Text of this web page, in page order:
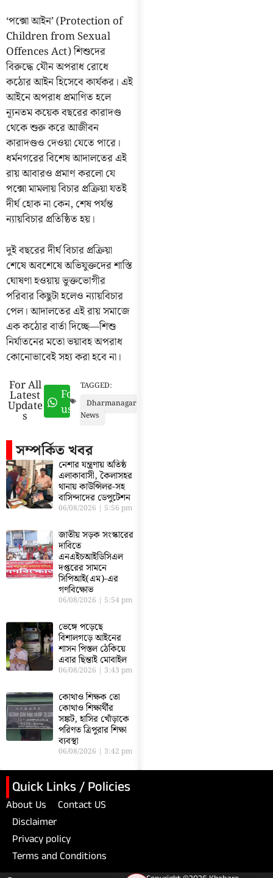
‘পক্সো আইন’ (Protection of
Children from Sexual
Offences Act) শিশুদের
বিরুদ্ধে যৌন অপরাধ রোধে
কঠোর আইন হিসেবে কার্যকর। এই
আইনে অপরাধ প্রমাণিত হলে
ন্যূনতম কয়েক বছরের কারাদণ্ড
থেকে শুরু করে আজীবন
কারাদণ্ডও দেওয়া যেতে পারে।
ধর্মনগরের বিশেষ আদালতের এই
রায় আবারও প্রমাণ করলো যে
পক্সো মামলায় বিচার প্রক্রিয়া যতই
দীর্ঘ হোক না কেন, শেষ পর্যন্ত
ন্যায়বিচার প্রতিষ্ঠিত হয়।
দুই বছরের দীর্ঘ বিচার প্রক্রিয়া
শেষে অবশেষে অভিযুক্তদের শাস্তি
ঘোষণা হওয়ায় ভুক্তভোগীর
পরিবার কিছুটা হলেও ন্যায়বিচার
পেল। আদালতের এই রায় সমাজে
এক কঠোর বার্তা দিচ্ছে—শিশু
নির্যাতনের মতো ভয়াবহ অপরাধ
কোনোভাবেই সহ্য করা হবে না।
For All
Latest
Update
s
Follow
us
TAGGED:
Dharmanagar
News
সম্পর্কিত খবর
নেশার যন্ত্রণায় অতিষ্ঠ
এলাকাবাসী, কৈলাসহর
থানায় কাউন্সিলর-সহ
বাসিন্দাদের ডেপুটেশন
06/08/2026 5:56 pm
জাতীয় সড়ক সংস্কারের
দাবিতে
এনএইচআইডিসিএল
দপ্তরের সামনে
সিপিআই(এম)-এর
গণবিক্ষোভ
06/08/2026 5:54 pm
ভেঙ্গে পড়েছে
বিশালগড়ে আইনের
শাসন পিস্তল ঠেকিয়ে
এবার ছিন্তাই মোবাইল
06/08/2026 3:43 pm
কোথাও শিক্ষক তো
কোথাও শিক্ষার্থীর
সঙ্কট, হাসির খোঁড়াকে
পরিণত ত্রিপুরার শিক্ষা
ব্যবস্থা
06/08/2026 3:42 pm
Quick Links / Policies
About Us
Contact US
Disclaimer
Privacy policy
Terms and Conditions